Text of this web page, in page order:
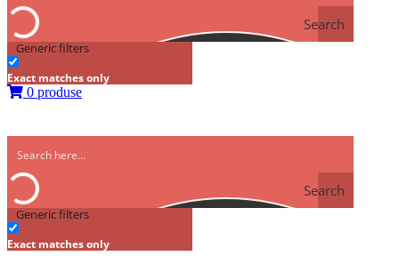
Search
Generic filters
Exact matches only
0 produse
Search
Generic filters
Exact matches only